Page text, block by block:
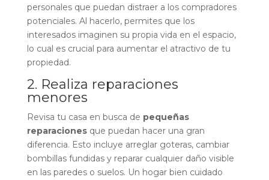
personales que puedan distraer a los compradores
potenciales. Al hacerlo, permites que los
interesados imaginen su propia vida en el espacio,
lo cual es crucial para aumentar el atractivo de tu
propiedad.
2. Realiza reparaciones
menores
Revisa tu casa en busca de pequeñas
reparacionesque puedan hacer una gran
diferencia. Esto incluye arreglar goteras, cambiar
bombillas fundidas y reparar cualquier daño visible
en las paredes o suelos. Un hogar bien cuidado